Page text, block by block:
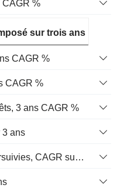
CAGR %
sur trois ans
CAGR %
CAGR %
3 ans CAGR %
3 ans
Bénéfices des activités poursuivies, CAGR sur 3 ans